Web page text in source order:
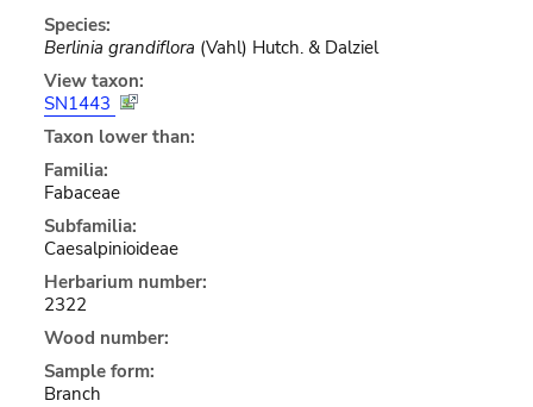
Species:
Berlinia grandiflora (Vahl) Hutch. & Dalziel
View taxon:
SN1443
Taxon lower than:
Familia:
Fabaceae
Subfamilia:
Caesalpinioideae
Herbarium number:
2322
Wood number:
Sample form:
Branch